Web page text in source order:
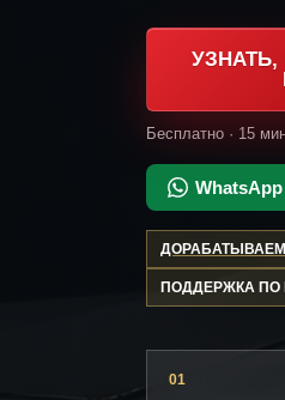
Бесплатно · 15
WhatsApp
ПОДДЕРЖКА ПО
01